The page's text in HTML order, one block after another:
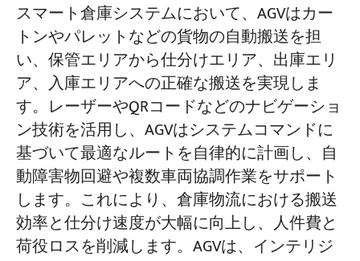
スマート倉庫システムにおいて、AGVはカー
トンやパレットなどの貨物の自動搬送を担
い、保管エリアから仕分けエリア、出庫エリ
ア、入庫エリアへの正確な搬送を実現しま
す。レーザーやQRコードなどのナビゲーショ
ン技術を活用し、AGVはシステムコマンドに
基づいて最適なルートを自律的に計画し、自
動障害物回避や複数車両協調作業をサポート
します。これにより、倉庫物流における搬送
効率と仕分け速度が大幅に向上し、人件費と
荷役ロスを削減します。AGVは、インテリジ